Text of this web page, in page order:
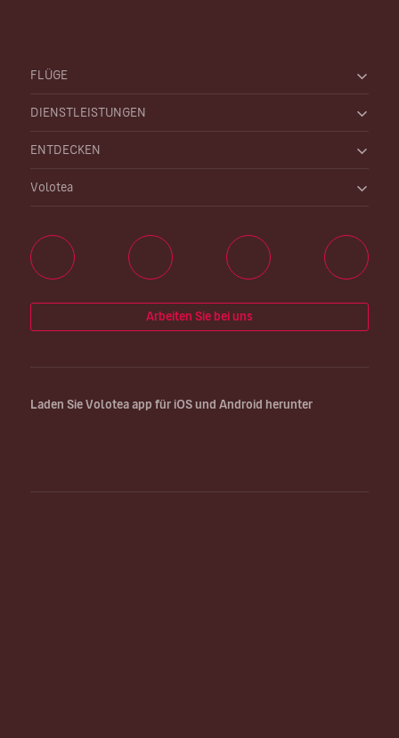
FLÜGE
DIENSTLEISTUNGEN
ENTDECKEN
Volotea
Arbeiten Sie bei uns
Laden Sie Volotea app für iOS und Android herunter